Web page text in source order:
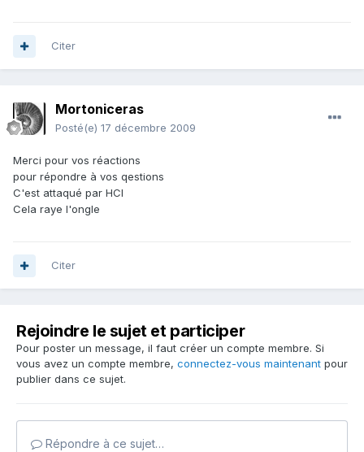
Citer
Mortoniceras
Posté(e) 17 décembre 2009
Merci pour vos réactions
pour répondre à vos qestions
C'est attaqué par HCl
Cela raye l'ongle
Citer
Rejoindre le sujet et participer
Pour poster un message, il faut créer un compte membre. Si
vous avez un compte membre, connectez-vous maintenant pour
publier dans ce sujet.
Répondre à ce sujet…